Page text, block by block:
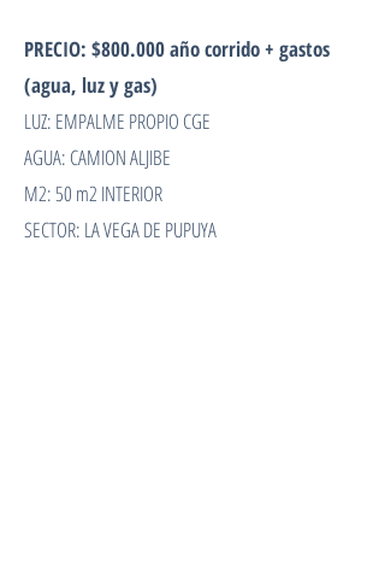
PRECIO: $800.000 año corrido + gastos
(agua, luz y gas)
LUZ: EMPALME PROPIO CGE
AGUA: CAMION ALJIBE
M2: 50 m2 INTERIOR
SECTOR: LA VEGA DE PUPUYA